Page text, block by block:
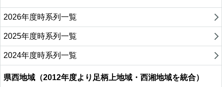
2026年度時系列一覧
2025年度時系列一覧
2024年度時系列一覧
県西地域（2012年度より足柄上地域・西湘地域を統合）